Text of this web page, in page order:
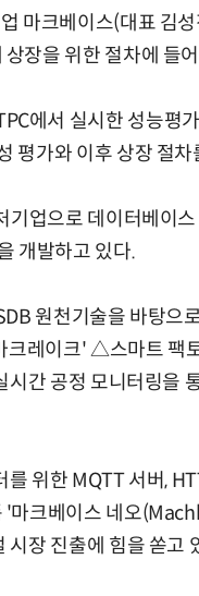
마크베이스(대표 김
장을 위한 절차에 들
에서 실시한 성능평
평가와 이후 상장 절
업으로 데이터베이
개발하고 있다.
원천기술을 바탕
크레이크' △스마트 팩
간 공정 모니터링을
위한 MQTT 서버,
마크베이스 네오
시장 진출에 힘을 쏟고
AI 핀옵스 실전 세